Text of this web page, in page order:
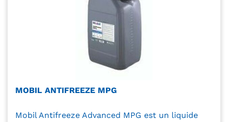
MOBIL ANTIFREEZE MPG
Mobil Antifreeze Advanced MPG est un liquide